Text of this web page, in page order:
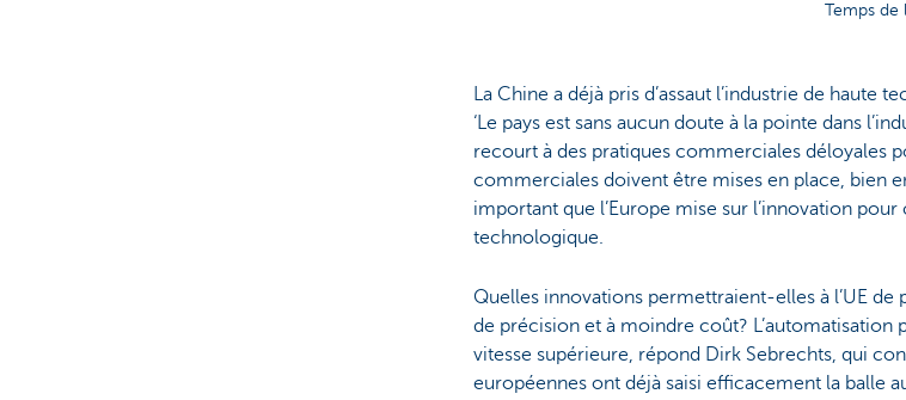
Temps de
La Chine a déjà pris d’assaut l’industrie de haute
‘Le pays est sans aucun doute à la pointe dans
recourt à des pratiques commerciales déloyales
commerciales doivent être mises en place, bien
important que l’Europe mise sur l’innovation
technologique.
Quelles innovations permettraient-elles à l’UE
de précision et à moindre coût? L’automatisation
vitesse supérieure, répond Dirk Sebrechts, qui
européennes ont déjà saisi efficacement la balle